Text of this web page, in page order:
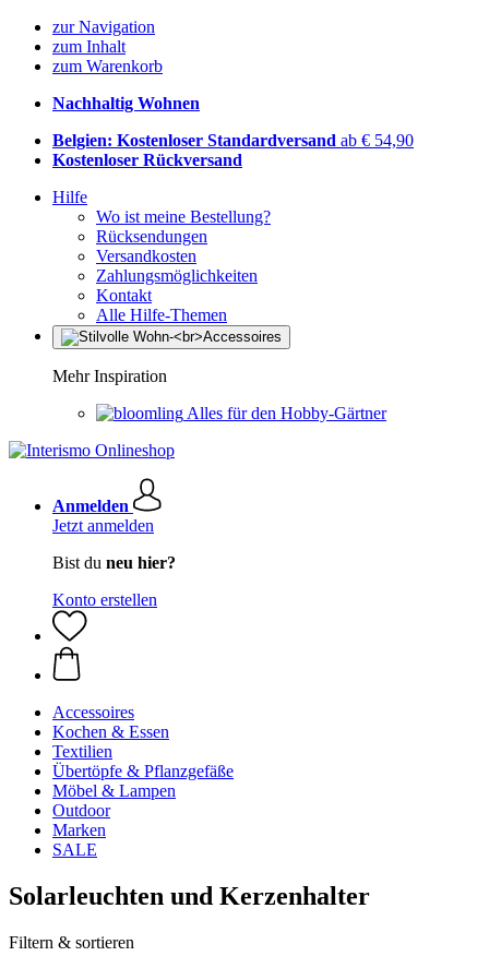
zur Navigation
zum Inhalt
zum Warenkorb
Nachhaltig Wohnen
Belgien: Kostenloser Standardversand ab € 54,90
Kostenloser Rückversand
Hilfe
Wo ist meine Bestellung?
Rücksendungen
Versandkosten
Zahlungsmöglichkeiten
Kontakt
Alle Hilfe-Themen
Mehr Inspiration
Alles für den Hobby-Gärtner
Anmelden
Jetzt anmelden
Bist du neu hier?
Konto erstellen
Accessoires
Kochen & Essen
Textilien
Übertöpfe & Pflanzgefäße
Möbel & Lampen
Outdoor
Marken
SALE
Solarleuchten und Kerzenhalter
Filtern & sortieren